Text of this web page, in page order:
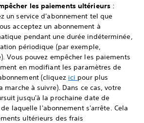
les paiements ultérieurs:
un service d'abonnement tel que
acceptez un abonnement à
pendant une durée indéterminée,
périodique (par exemple,
Vous pouvez empêcher les paiements
en modifiant les paramètres de
(cliquez ici pour plus
marche à suivre). Dans ce cas, votre
jusqu'à la prochaine date de
laquelle l'abonnement s'arrête. Cela
ultérieurs des frais